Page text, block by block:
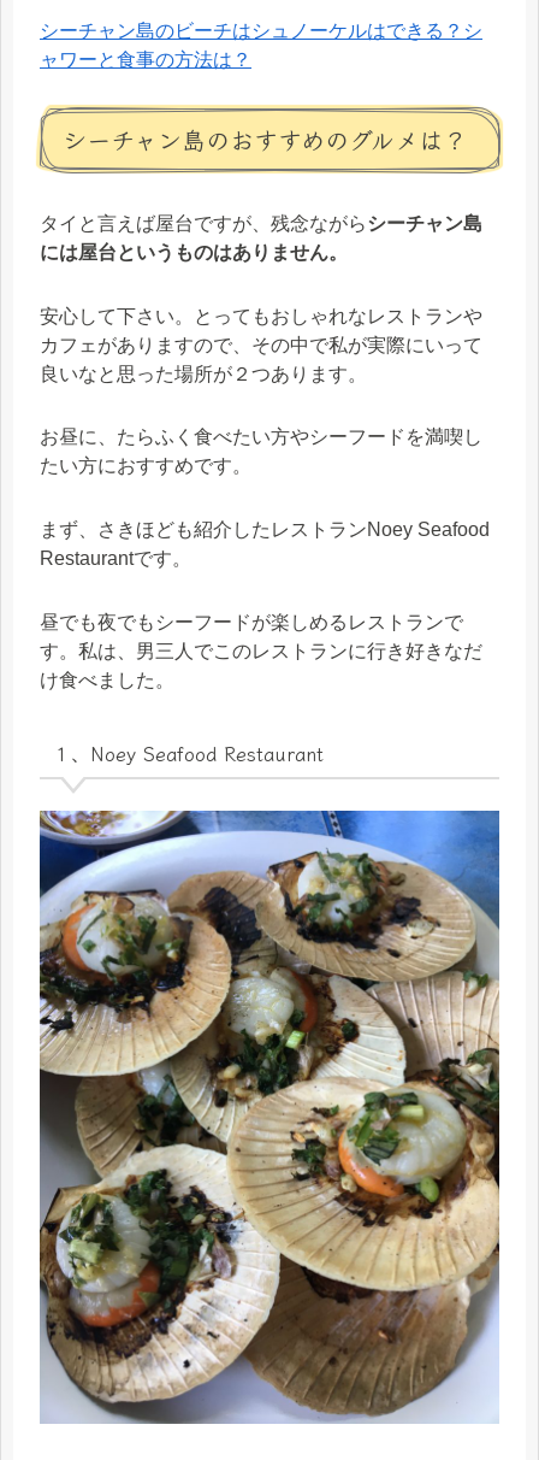
シーチャン島のビーチはシュノーケルはできる？シ
ャワーと食事の方法は？
シーチャン島のおすすめのグルメは？
タイと言えば屋台ですが、残念ながらシーチャン島
には屋台というものはありません。
安心して下さい。とってもおしゃれなレストランや
カフェがありますので、その中で私が実際にいって
良いなと思った場所が２つあります。
お昼に、たらふく食べたい方やシーフードを満喫し
たい方におすすめです。
まず、さきほども紹介したレストランNoey Seafood
Restaurantです。
昼でも夜でもシーフードが楽しめるレストランで
す。私は、男三人でこのレストランに行き好きなだ
け食べました。
１、Noey Seafood Restaurant